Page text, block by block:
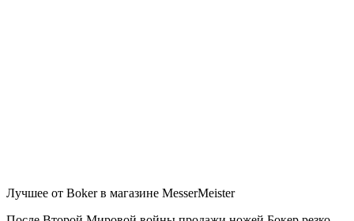
Лучшее от Boker в магазине MesserMeister